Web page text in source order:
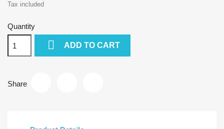
Tax included
Quantity
 ADD TO CART
Share